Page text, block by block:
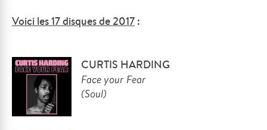
Voici les 17 disques de 2017 :
CURTIS HARDING
Face your Fear
(Soul)